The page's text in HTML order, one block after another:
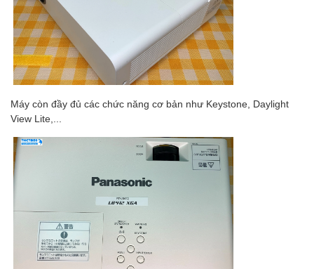
Máy còn đầy đủ các chức năng cơ bản như Keystone, Daylight
View Lite,...